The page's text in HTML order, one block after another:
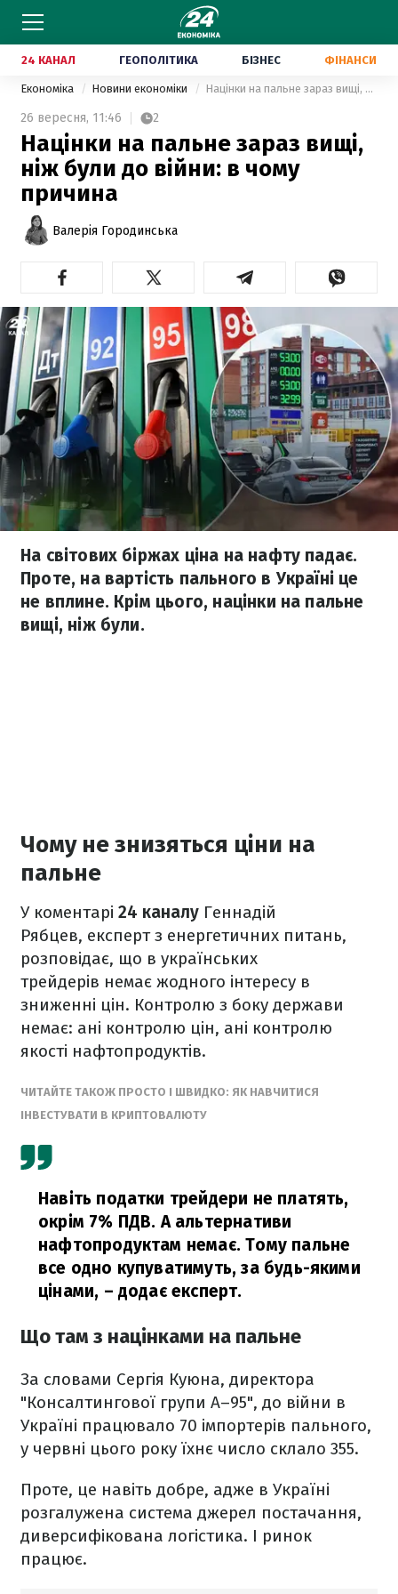
24 КАНАЛ ГЕОПОЛІТИКА БІЗНЕС ФІНАНСИ
Економіка Новини економіки Націнки на пальне зараз вищі, ніж були до війни: в чому причина
26 вересня, 11:46 2
Націнки на пальне зараз вищі,
ніж були до війни: в чому
причина
Валерія Городинська
На світових біржах ціна на нафту падає.
Проте, на вартість пального в Україні це
не вплине. Крім цього, націнки на пальне
вищі, ніж були.
Чому не знизяться ціни на
пальне
У коментарі 24 каналу Геннадій
Рябцев, експерт з енергетичних питань,
розповідає, що в українських
трейдерів немає жодного інтересу в
зниженні цін. Контролю з боку держави
немає: ані контролю цін, ані контролю
якості нафтопродуктів.
ЧИТАЙТЕ ТАКОЖ ПРОСТО І ШВИДКО: ЯК НАВЧИТИСЯ
ІНВЕСТУВАТИ В КРИПТОВАЛЮТУ
Навіть податки трейдери не платять,
окрім 7% ПДВ. А альтернативи
нафтопродуктам немає. Тому пальне
все одно купуватимуть, за будь-якими
цінами, – додає експерт.
Що там з націнками на пальне
За словами Сергія Куюна, директора
"Консалтингової групи А–95", до війни в
Україні працювало 70 імпортерів пального,
у червні цього року їхнє число склало 355.
Проте, це навіть добре, адже в Україні
розгалужена система джерел постачання,
диверсифікована логістика. І ринок
працює.